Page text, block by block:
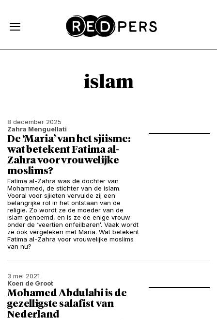
islam
8 december 2025
Zahra Menguellati
De ‘Maria’ van het sjiisme:
wat betekent Fatima al-
Zahra voor vrouwelijke
moslims?
Fatima al-Zahra was de dochter van
Mohammed, de stichter van de islam.
Vooral voor sjiieten vervulde zij een
belangrijke rol in het ontstaan van de
religie. Zo wordt ze de moeder van de
islam genoemd, en is ze de enige vrouw
onder de ‘veertien onfeilbaren’. Vaak wordt
ze ook vergeleken met Maria. Wat betekent
Fatima al-Zahra voor vrouwelijke moslims
van nu?
3 mei 2021
Koen de Groot
Mohamed Abdulahi is de
gezelligste salafist van
Nederland